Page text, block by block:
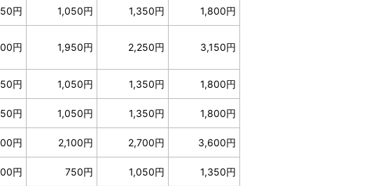
円 1,050円 1,350円 1,800円
円 1,950円 2,250円 3,150円
円 1,050円 1,350円 1,800円
円 1,050円 1,350円 1,800円
円 2,100円 2,700円 3,600円
円 750円 1,050円 1,350円